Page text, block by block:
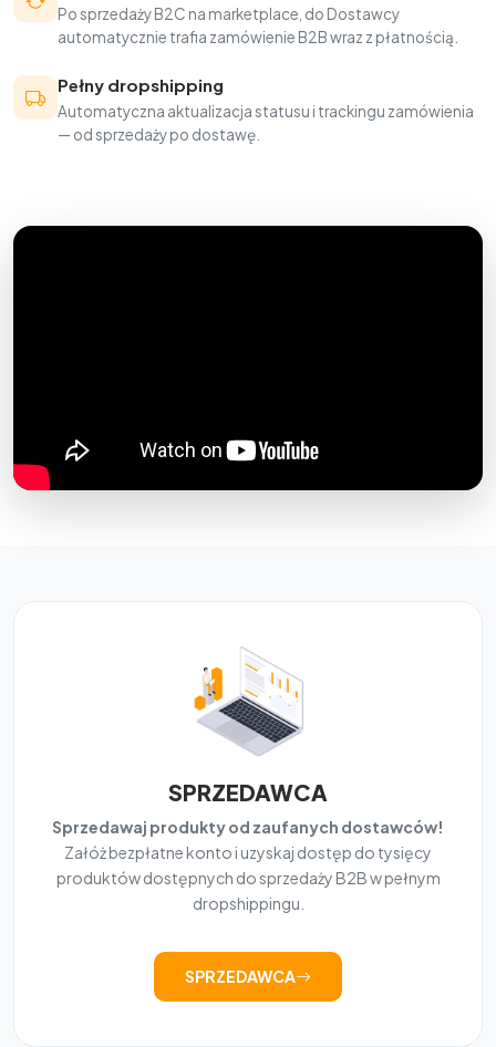
Po sprzedaży B2C na marketplace, do Dostawcy
automatycznie trafia zamówienie B2B wraz z płatnością.
Pełny dropshipping
Automatyczna aktualizacja statusu i trackingu zamówienia
— od sprzedaży po dostawę.
SPRZEDAWCA
Sprzedawaj produkty od zaufanych dostawców!
Załóż bezpłatne konto i uzyskaj dostęp do tysięcy
produktów dostępnych do sprzedaży B2B w pełnym
dropshippingu.
SPRZEDAWCA